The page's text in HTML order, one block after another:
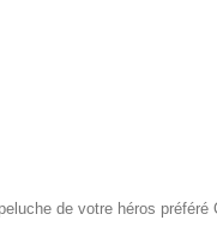
de votre héros